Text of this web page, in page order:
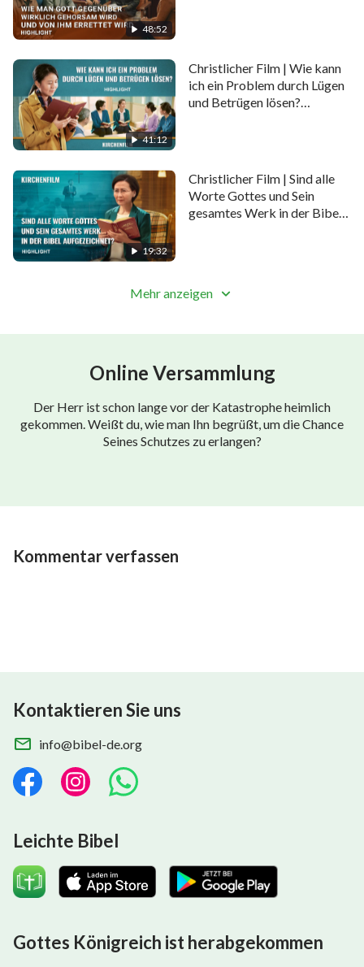
48:52
41:12
Christlicher Film | Wie kann
ich ein Problem durch Lügen
und Betrügen lösen?
19:32
Christlicher Film | Sind alle
Worte Gottes und Sein
gesamtes Werk in der Bibel
Mehr anzeigen
Online Versammlung
Der Herr ist schon lange vor der Katastrophe heimlich
gekommen. Weißt du, wie man Ihn begrüßt, um die Chance
Seines Schutzes zu erlangen?
Kommentar verfassen
Kontaktieren Sie uns
info@bibel-de.org
Leichte Bibel
Gottes Königreich ist herabgekommen